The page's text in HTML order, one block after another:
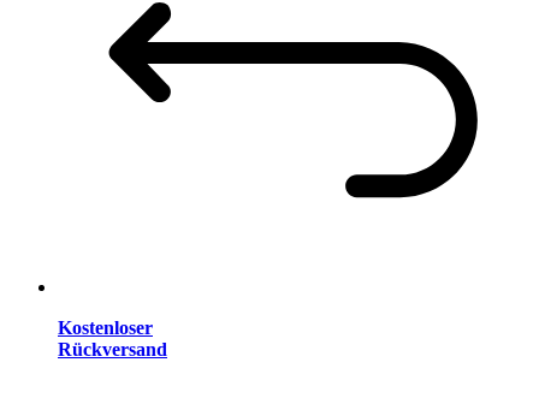
Kostenloser
Rückversand